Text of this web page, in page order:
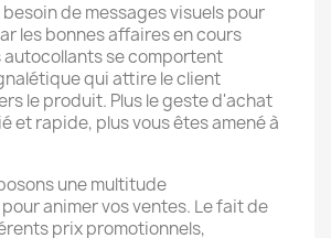
de messages visuels pour
les bonnes affaires en cours
autocollants se comportent
qui attire le client
le produit. Plus le geste d'achat
et rapide, plus vous êtes amené à
une multitude
animer vos ventes. Le fait de
prix promotionnels,